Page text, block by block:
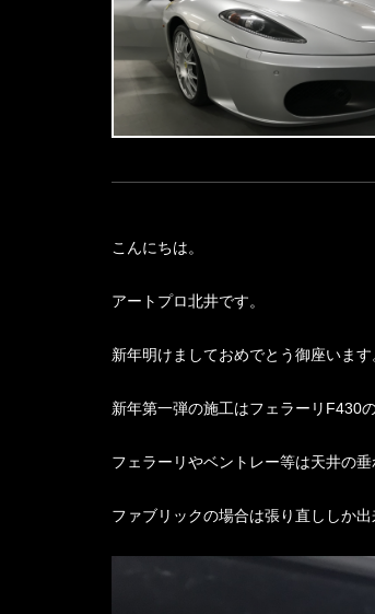
こんにちは。
アートプロ北井です。
新年明けましておめでとう御座います
新年第一弾の施工はフェラーリF430
フェラーリやベントレー等は天井の
ファブリックの場合は張り直ししか